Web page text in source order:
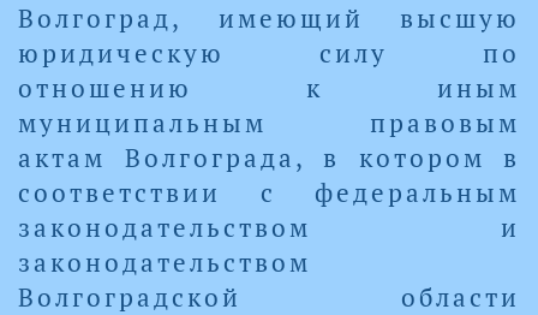
Волгоград, имеющий высшую
юридическую силу по
отношению к иным
муниципальным правовым
актам Волгограда, в котором в
соответствии с федеральным
законодательством и
законодательством
Волгоградской области